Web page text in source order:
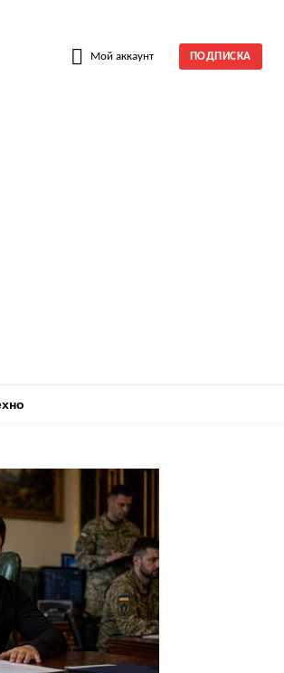
Мой аккаунт ПОДПИСКА